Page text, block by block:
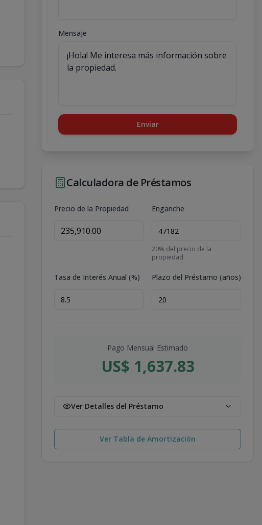
Mensaje
Enviar
Calculadora de Préstamos
Precio de la Propiedad Enganche
20% del precio de la
propiedad
Tasa de Interés Anual (%) Plazo del Préstamo (años)
Pago Mensual Estimado
US$ 1,637.83
Ver Detalles del Préstamo
Ver Tabla de Amortización